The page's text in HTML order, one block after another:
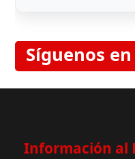
Síguenos
Información al